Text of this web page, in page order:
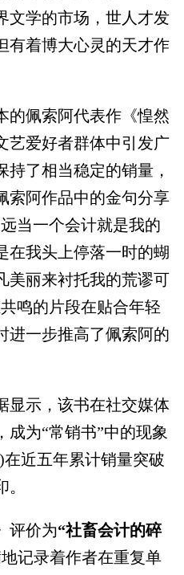
文学的市场，世人才发
有着博大心灵的天才作
佩索阿代表作《惶然
艺爱好者群体中引发广
了相当稳定的销量，
索阿作品中的金句分享
当一个会计就是我的
在我头上停落一时的蝴
美丽来衬托我的荒谬可
鸣的片段在贴合年轻
进一步推高了佩索阿的
示，该书在社交媒体
成为“常销书”中的现象
近五年累计销量突破
价为“社畜会计的碎
记录着作者在重复单